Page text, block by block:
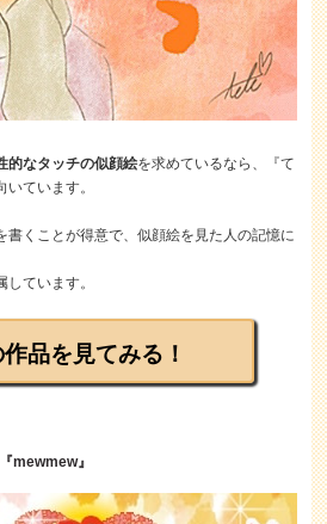
的なタッチの似顔絵を求めているなら、『て
ています。
書くことが得意で、似顔絵を見た人の記憶に
ています。
品を見てみる！
mewmew』